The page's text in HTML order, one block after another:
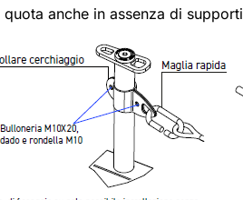
anche in assenza di